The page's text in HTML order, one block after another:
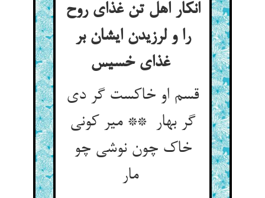
انکار اهل تن غذای روح
را و لرزیدن ایشان بر
غذای خسیس
قسم او خاکست گر دی
گر بهار ** میر کونی
خاک چون نوشی چو
مار